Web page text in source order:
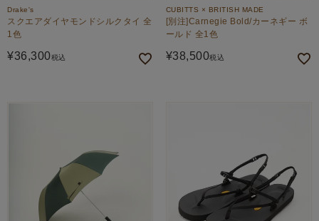
Drake's
スクエアダイヤモンドシルクタイ 全
1色
¥36,300税込
CUBITTS × BRITISH MADE
[別注]Carnegie Bold/カーネギー ボ
ールド 全1色
¥38,500税込